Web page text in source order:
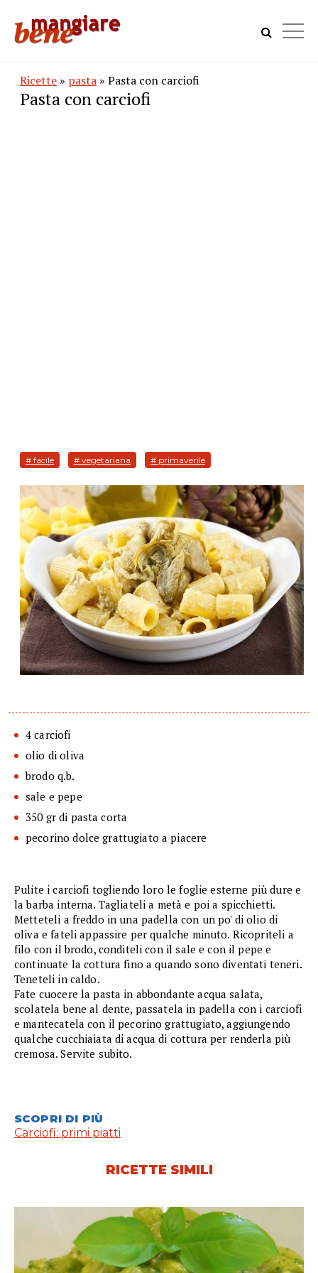
Ricette » pasta » Pasta con carciofi
Pasta con carciofi
# facile # vegetariana # primaverile
4 carciofi
olio di oliva
brodo q.b.
sale e pepe
350 gr di pasta corta
pecorino dolce grattugiato a piacere
Pulite i carciofi togliendo loro le foglie esterne più dure e
la barba interna. Tagliateli a metà e poi a spicchietti.
Metteteli a freddo in una padella con un po' di olio di
oliva e fateli appassire per qualche minuto. Ricopriteli a
filo con il brodo, conditeli con il sale e con il pepe e
continuate la cottura fino a quando sono diventati teneri.
Teneteli in caldo.
Fate cuocere la pasta in abbondante acqua salata,
scolatela bene al dente, passatela in padella con i carciofi
e mantecatela con il pecorino grattugiato, aggiungendo
qualche cucchiaiata di acqua di cottura per renderla più
cremosa. Servite subito.
SCOPRI DI PIÙ
Carciofi: primi piatti
RICETTE SIMILI